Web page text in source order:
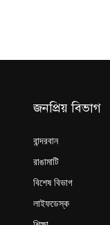
জনপ্রিয় বিভাগ
বান্দরবান
রাঙামাটি
বিশেষ বিভাগ
লাইফডেস্ক